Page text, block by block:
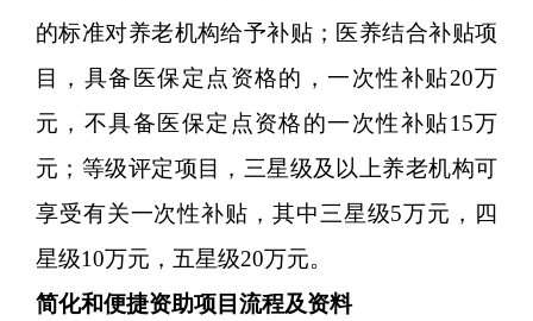
的标准对养老机构给予补贴；医养结合补贴项
目，具备医保定点资格的，一次性补贴20万
元，不具备医保定点资格的一次性补贴15万
元；等级评定项目，三星级及以上养老机构可
享受有关一次性补贴，其中三星级5万元，四
星级10万元，五星级20万元。
简化和便捷资助项目流程及资料